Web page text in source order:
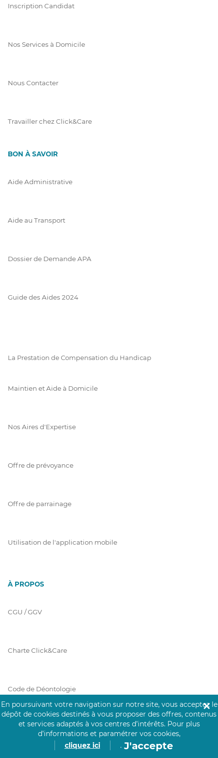
Inscription Candidat
Nos Services à Domicile
Nous Contacter
Travailler chez Click&Care
BON À SAVOIR
Aide Administrative
Aide au Transport
Dossier de Demande APA
Guide des Aides 2024
La Prestation de Compensation du Handicap
Maintien et Aide à Domicile
Nos Aires d'Expertise
Offre de prévoyance
Offre de parrainage
Utilisation de l'application mobile
À PROPOS
CGU / GGV
Charte Click&Care
Code de Déontologie
Mentions Légales
En poursuivant votre navigation sur notre site, vous acceptez le
dépôt de cookies destinés à vous proposer des offres, contenus
et services adaptés à vos centres d’intérêts. Pour plus
d’informations et paramétrer vos cookies,
cliquez ici
. J'accepte
✕